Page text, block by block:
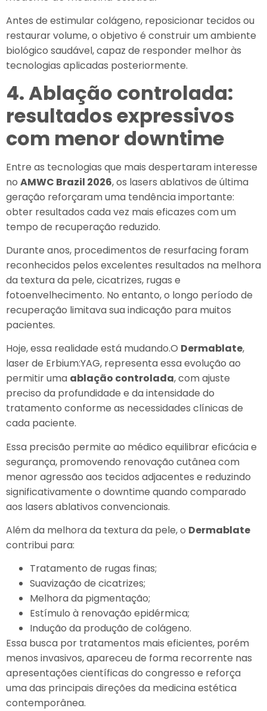
Antes de estimular colágeno, reposicionar tecidos ou
restaurar volume, o objetivo é construir um ambiente
biológico saudável, capaz de responder melhor às
tecnologias aplicadas posteriormente.
4. Ablação controlada:
resultados expressivos
com menor downtime
Entre as tecnologias que mais despertaram interesse
no AMWC Brazil 2026, os lasers ablativos de última
geração reforçaram uma tendência importante:
obter resultados cada vez mais eficazes com um
tempo de recuperação reduzido.
Durante anos, procedimentos de resurfacing foram
reconhecidos pelos excelentes resultados na melhora
da textura da pele, cicatrizes, rugas e
fotoenvelhecimento. No entanto, o longo período de
recuperação limitava sua indicação para muitos
pacientes.
Hoje, essa realidade está mudando.O Dermablate,
laser de Erbium:YAG, representa essa evolução ao
permitir uma ablação controlada, com ajuste
preciso da profundidade e da intensidade do
tratamento conforme as necessidades clínicas de
cada paciente.
Essa precisão permite ao médico equilibrar eficácia e
segurança, promovendo renovação cutânea com
menor agressão aos tecidos adjacentes e reduzindo
significativamente o downtime quando comparado
aos lasers ablativos convencionais.
Além da melhora da textura da pele, o Dermablate
contribui para:
Tratamento de rugas finas;
Suavização de cicatrizes;
Melhora da pigmentação;
Estímulo à renovação epidérmica;
Indução da produção de colágeno.
Essa busca por tratamentos mais eficientes, porém
menos invasivos, apareceu de forma recorrente nas
apresentações científicas do congresso e reforça
uma das principais direções da medicina estética
contemporânea.